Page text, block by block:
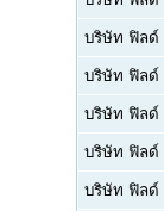
บริษัท ฟิลด์
บริษัท ฟิลด์
บริษัท ฟิลด์
บริษัท ฟิลด์
บริษัท ฟิลด์